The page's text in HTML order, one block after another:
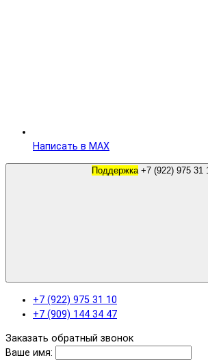
Написать в MAX
Поддержка
+7 (922) 975 31 10
+7 (909) 144 34 47
Заказать обратный звонок
Ваше имя: